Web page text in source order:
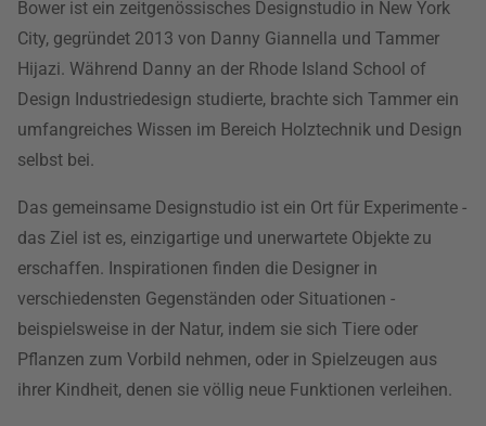
Bower ist ein zeitgenössisches Designstudio in New York
City, gegründet 2013 von Danny Giannella und Tammer
Hijazi. Während Danny an der Rhode Island School of
Design Industriedesign studierte, brachte sich Tammer ein
umfangreiches Wissen im Bereich Holztechnik und Design
selbst bei.
Das gemeinsame Designstudio ist ein Ort für Experimente -
das Ziel ist es, einzigartige und unerwartete Objekte zu
erschaffen. Inspirationen finden die Designer in
verschiedensten Gegenständen oder Situationen -
beispielsweise in der Natur, indem sie sich Tiere oder
Pflanzen zum Vorbild nehmen, oder in Spielzeugen aus
ihrer Kindheit, denen sie völlig neue Funktionen verleihen.